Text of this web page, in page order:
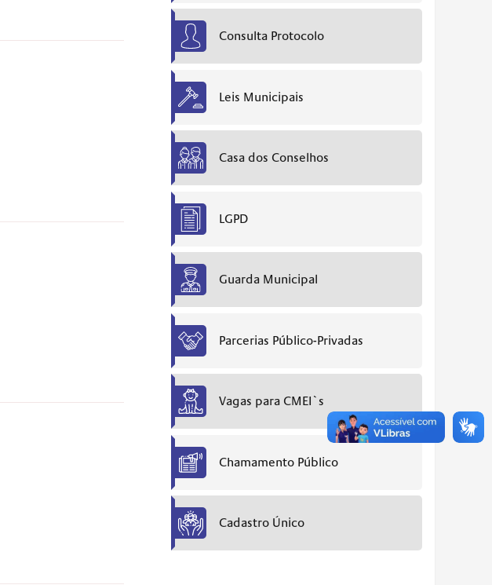
Consulta Protocolo
Leis Municipais
Casa dos Conselhos
LGPD
Guarda Municipal
Parcerias Público-Privadas
Vagas para CMEI`s
Chamamento Público
Cadastro Único